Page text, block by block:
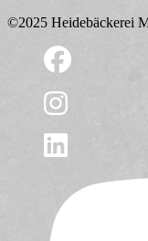
©2025 Heidebäckerei